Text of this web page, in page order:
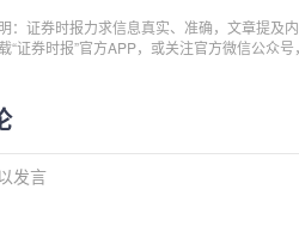
：证券时报力求信息真实、准确，文章提及
“证券时报”官方APP，或关注官方微信公众
发言